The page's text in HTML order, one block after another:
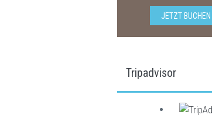
JETZT BUCHEN
Tripadvisor